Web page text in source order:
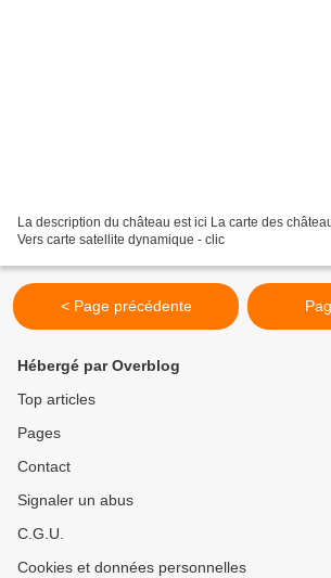
La description du château est ici La carte des
Vers carte satellite dynamique - clic
< Page précédente
Hébergé par Overblog
Top articles
Pages
Contact
Signaler un abus
C.G.U.
Cookies et données personnelles